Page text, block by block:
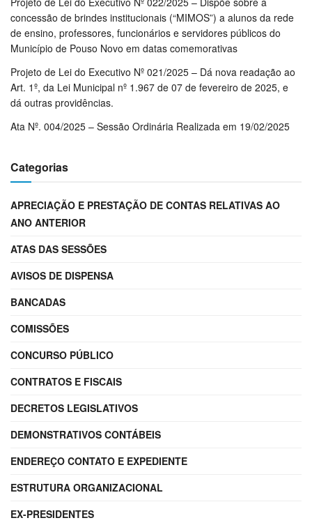
concessão de brindes institucionais (“MIMOS”) a alunos da rede
de ensino, professores, funcionários e servidores públicos do
Município de Pouso Novo em datas comemorativas
Projeto de Lei do Executivo Nº 021/2025 – Dá nova readação ao
Art. 1º, da Lei Municipal nº 1.967 de 07 de fevereiro de 2025, e
dá outras providências.
Ata Nº. 004/2025 – Sessão Ordinária Realizada em 19/02/2025
Categorias
APRECIAÇÃO E PRESTAÇÃO DE CONTAS RELATIVAS AO
ANO ANTERIOR
ATAS DAS SESSÕES
AVISOS DE DISPENSA
BANCADAS
COMISSÕES
CONCURSO PÚBLICO
CONTRATOS E FISCAIS
DECRETOS LEGISLATIVOS
DEMONSTRATIVOS CONTÁBEIS
ENDEREÇO CONTATO E EXPEDIENTE
ESTRUTURA ORGANIZACIONAL
EX-PRESIDENTES